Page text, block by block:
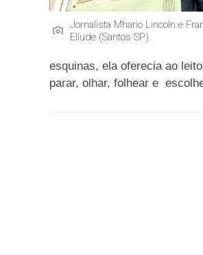
Jornalista Mhario Lincoln e
Elíude (Santos SP).
esquinas, ela oferecia ao
parar, olhar, folhear e